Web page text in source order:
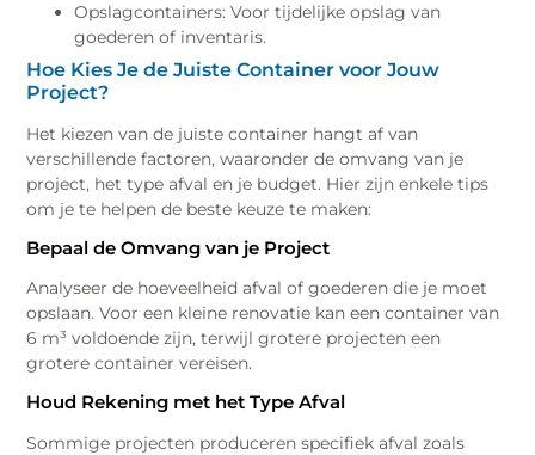
Opslagcontainers: Voor tijdelijke opslag van
goederen of inventaris.
Hoe Kies Je de Juiste Container voor Jouw
Project?
Het kiezen van de juiste container hangt af van
verschillende factoren, waaronder de omvang van je
project, het type afval en je budget. Hier zijn enkele tips
om je te helpen de beste keuze te maken:
Bepaal de Omvang van je Project
Analyseer de hoeveelheid afval of goederen die je moet
opslaan. Voor een kleine renovatie kan een container van
6 m³ voldoende zijn, terwijl grotere projecten een
grotere container vereisen.
Houd Rekening met het Type Afval
Sommige projecten produceren specifiek afval zoals